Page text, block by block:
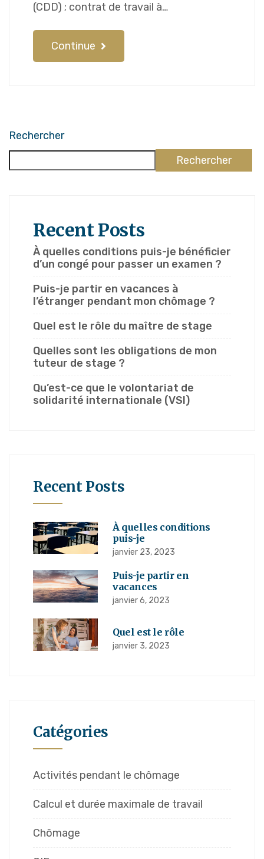
(CDD) ; contrat de travail à…
Continue
Rechercher
Rechercher
Recent Posts
À quelles conditions puis-je bénéficier
d’un congé pour passer un examen ?
Puis-je partir en vacances à
l’étranger pendant mon chômage ?
Quel est le rôle du maître de stage
Quelles sont les obligations de mon
tuteur de stage ?
Qu’est-ce que le volontariat de
solidarité internationale (VSI)
Recent Posts
À quelles conditions
puis-je
janvier 23, 2023
Puis-je partir en
vacances
janvier 6, 2023
Quel est le rôle
janvier 3, 2023
Catégories
Activités pendant le chômage
Calcul et durée maximale de travail
Chômage